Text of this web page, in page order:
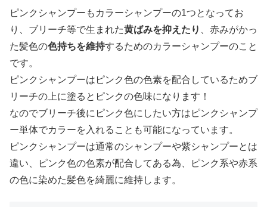
ピンクシャンプーもカラーシャンプーの1つとなってお
り、ブリーチ等で生まれた黄ばみを抑えたり
、赤みがかっ
た髪色の色持ちを維持するためのカラーシャンプーのこと
です。
ピンクシャンプーはピンク色の色素を配合しているためブ
リーチの上に塗るとピンクの色味になります！
なのでブリーチ後にピンク色にしたい方はピンクシャンプ
ー単体でカラーを入れることも可能になっています。
ピンクシャンプーは通常のシャンプーや紫シャンプーとは
違い、ピンク色の色素が配合してある為、ピンク系や赤系
の色に染めた髪色を綺麗に維持します。